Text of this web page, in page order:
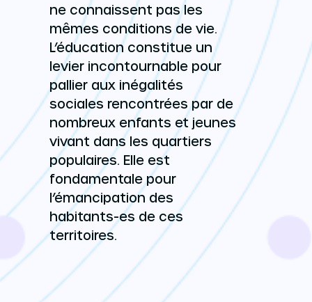
ne connaissent pas les
mêmes conditions de vie.
L’éducation constitue un
levier incontournable pour
pallier aux inégalités
sociales rencontrées par de
nombreux enfants et jeunes
vivant dans les quartiers
populaires. Elle est
fondamentale pour
l’émancipation des
habitants-es de ces
territoires.